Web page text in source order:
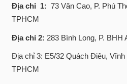
Địa chỉ 1: 73 Văn Cao, P. Phú
TPHCM
Địa chỉ 2: 283 Bình Long, P. BHH
Địa chỉ 3: E5/32 Quách Điêu, Vĩnh
TPHCM